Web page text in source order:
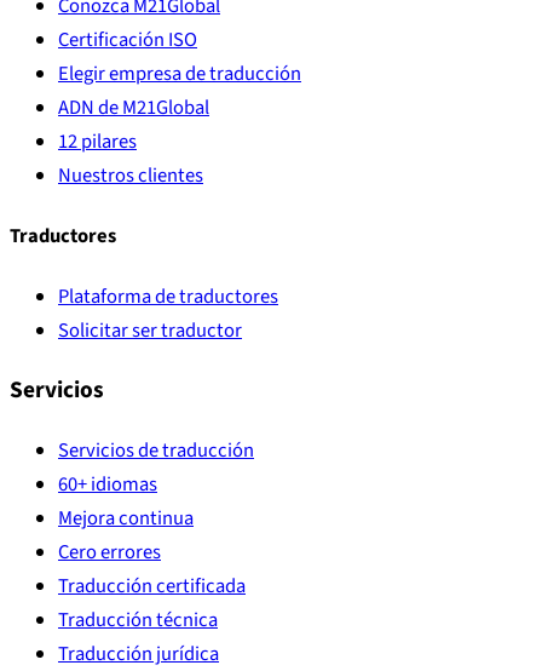
Conozca M21Global
Certificación ISO
Elegir empresa de traducción
ADN de M21Global
12 pilares
Nuestros clientes
Traductores
Plataforma de traductores
Solicitar ser traductor
Servicios
Servicios de traducción
60+ idiomas
Mejora continua
Cero errores
Traducción certificada
Traducción técnica
Traducción jurídica